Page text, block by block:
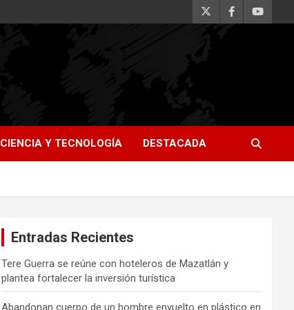
CIENCIA Y TECNOLOGÍA DESTACADA
Entradas Recientes
Tere Guerra se reúne con hoteleros de Mazatlán y
plantea fortalecer la inversión turística
Abandonan cuerpo de un hombre envuelto en plástico en